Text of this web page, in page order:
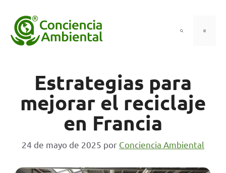
contenido
Menú
Estrategias para
mejorar el reciclaje
en Francia
24 de mayo de 2025 por Conciencia Ambiental